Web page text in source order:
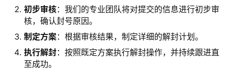
初步审核：我们的专业团队将对提交的信息进行初步审
核，确认封号原因。
制定方案：根据审核结果，制定详细的解封计划。
执行解封：按照既定方案执行解封操作，并持续跟进直
至成功。